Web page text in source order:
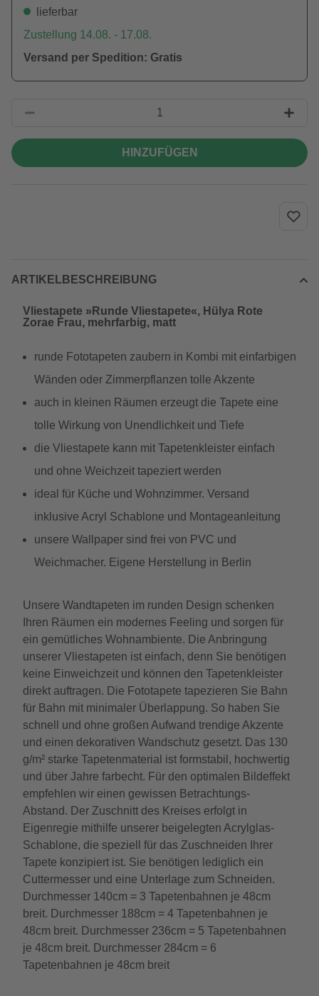
lieferbar
Zustellung 14.08. - 17.08.
Versand per Spedition: Gratis
HINZUFÜGEN
ARTIKELBESCHREIBUNG
Vliestapete »Runde Vliestapete«, Hülya Rote
Zorae Frau, mehrfarbig, matt
runde Fototapeten zaubern in Kombi mit einfarbigen
Wänden oder Zimmerpflanzen tolle Akzente
auch in kleinen Räumen erzeugt die Tapete eine
tolle Wirkung von Unendlichkeit und Tiefe
die Vliestapete kann mit Tapetenkleister einfach
und ohne Weichzeit tapeziert werden
ideal für Küche und Wohnzimmer. Versand
inklusive Acryl Schablone und Montageanleitung
unsere Wallpaper sind frei von PVC und
Weichmacher. Eigene Herstellung in Berlin
Unsere Wandtapeten im runden Design schenken
Ihren Räumen ein modernes Feeling und sorgen für
ein gemütliches Wohnambiente. Die Anbringung
unserer Vliestapeten ist einfach, denn Sie benötigen
keine Einweichzeit und können den Tapetenkleister
direkt auftragen. Die Fototapete tapezieren Sie Bahn
für Bahn mit minimaler Überlappung. So haben Sie
schnell und ohne großen Aufwand trendige Akzente
und einen dekorativen Wandschutz gesetzt. Das 130
g/m² starke Tapetenmaterial ist formstabil, hochwertig
und über Jahre farbecht. Für den optimalen Bildeffekt
empfehlen wir einen gewissen Betrachtungs-
Abstand. Der Zuschnitt des Kreises erfolgt in
Eigenregie mithilfe unserer beigelegten Acrylglas-
Schablone, die speziell für das Zuschneiden Ihrer
Tapete konzipiert ist. Sie benötigen lediglich ein
Cuttermesser und eine Unterlage zum Schneiden.
Durchmesser 140cm = 3 Tapetenbahnen je 48cm
breit. Durchmesser 188cm = 4 Tapetenbahnen je
48cm breit. Durchmesser 236cm = 5 Tapetenbahnen
je 48cm breit. Durchmesser 284cm = 6
Tapetenbahnen je 48cm breit